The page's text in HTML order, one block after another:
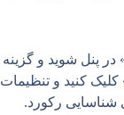
پنل شوید و گزینه
کنید و تنظیمات
شناسایی رکورد.